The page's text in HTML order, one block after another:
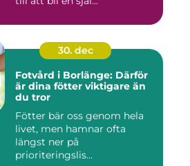
30. dec
Fotvård i Borlänge: Därför
är dina fötter viktigare än
du tror
Fötter bär oss genom hela
livet, men hamnar ofta
längst ner på
prioriteringslis...